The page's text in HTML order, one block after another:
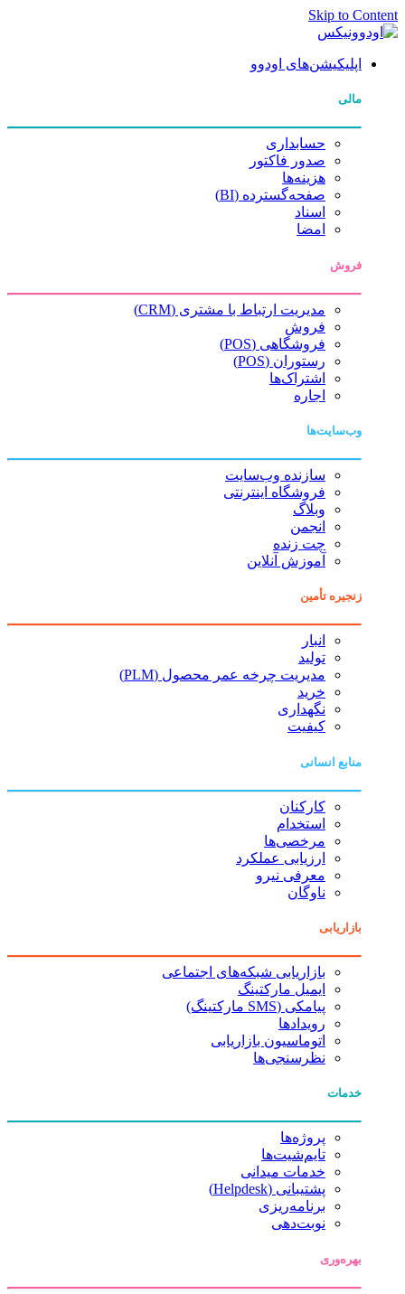
Skip to Content
اپلیکیشن‌های اودوو
مالی
حسابداری
صدور فاکتور
هزینه‌ها
صفحه‌گسترده (BI)
اسناد
امضا
فروش
مدیریت ارتباط با مشتری (CRM)
فروش
فروشگاهی (POS)
رستوران (POS)
اشتراک‌ها
اجاره
وب‌سایت‌ها
سازنده وب‌سایت
فروشگاه اینترنتی
وبلاگ
انجمن
چت زنده
آموزش آنلاین
زنجیره تأمین
انبار
تولید
مدیریت چرخه عمر محصول (PLM)
خرید
نگهداری
کیفیت
منابع انسانی
کارکنان
استخدام
مرخصی‌ها
ارزیابی عملکرد
معرفی نیرو
ناوگان
بازاریابی
بازاریابی شبکه‌های اجتماعی
ایمیل مارکتینگ
پیامکی (SMS مارکتینگ)
رویدادها
اتوماسیون بازاریابی
نظرسنجی‌ها
خدمات
پروژه‌ها
تایم‌شیت‌ها
خدمات میدانی
پشتیبانی (Helpdesk)
برنامه‌ریزی
نوبت‌دهی
بهره‌وری